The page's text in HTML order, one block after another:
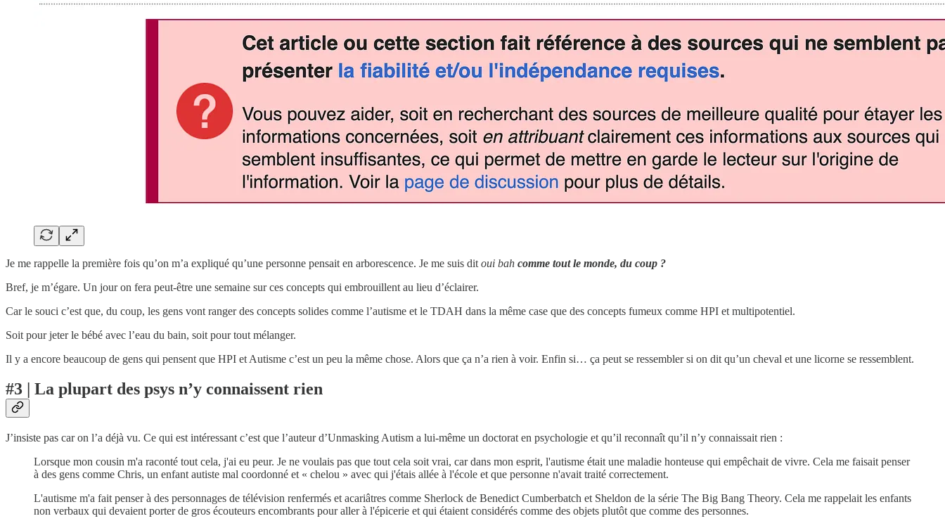
Je me rappelle la première fois qu’on m’a expliqué qu’une personne pensait en arborescence. Je me suis ditoui bah comme tout le monde, du coup ?
Bref, je m’égare. Un jour on fera peut-être une semaine sur ces concepts qui embrouillent au lieu d’éclairer.
Car le souci c’est que, du coup, les gens vont ranger des concepts solides comme l’autisme et le TDAH dans la même case que des concepts fumeux comme HPI et multipotentiel.
Soit pour jeter le bébé avec l’eau du bain, soit pour tout mélanger.
Il y a encore beaucoup de gens qui pensent que HPI et Autisme c’est un peu la même chose. Alors que ça n’a rien à voir. Enfin si… ça peut se ressembler si on dit qu’un cheval et une licorne se ressemblent.
#3 | La plupart des psys n’y connaissent rien
J’insiste pas car on l’a déjà vu. Ce qui est intéressant c’est que l’auteur d’Unmasking Autism a lui-même un doctorat en psychologie et qu’il reconnaît qu’il n’y connaissait rien :
Lorsque mon cousin m'a raconté tout cela, j'ai eu peur. Je ne voulais pas que tout cela soit vrai, car dans mon esprit, l'autisme était une maladie honteuse qui empêchait de vivre. Cela me faisait penser
à des gens comme Chris, un enfant autiste mal coordonné et « chelou » avec qui j'étais allée à l'école et que personne n'avait traité correctement.
L'autisme m'a fait penser à des personnages de télévision renfermés et acariâtres comme Sherlock de Benedict Cumberbatch et Sheldon de la série The Big Bang Theory. Cela me rappelait les enfants
non verbaux qui devaient porter de gros écouteurs encombrants pour aller à l'épicerie et qui étaient considérés comme des objets plutôt que comme des personnes.